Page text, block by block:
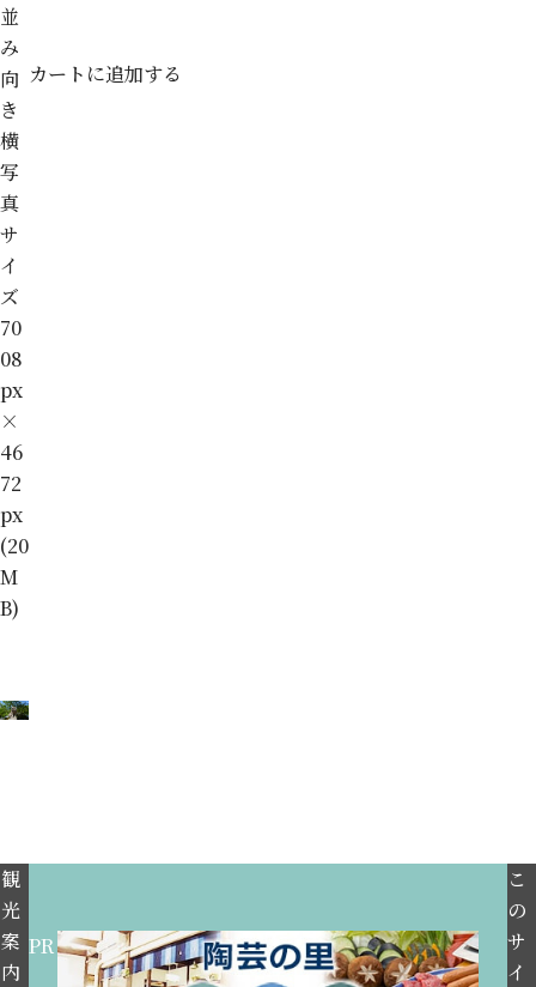
並
み
向
き
横
写
真
サ
イ
ズ
70
08
px
×
46
72
px
(20
M
B)
カートに追加する
観
光
案
内
PR
こ
の
サ
イ